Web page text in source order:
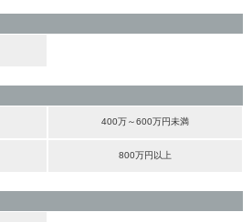
400万～600万円未満
800万円以上